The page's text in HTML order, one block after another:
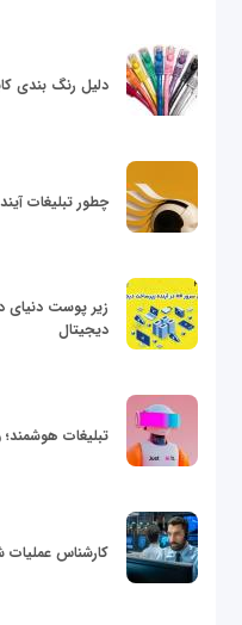
دلیل رنگ بندی
چطور تبلیغات
دیجیتال
تبلیغات
کارشناس